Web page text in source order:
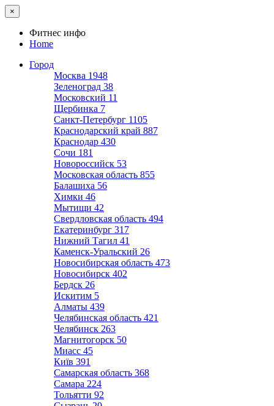
×
Фитнес инфо
Home
Город
Москва 1948
Зеленоград 38
Московский 11
Щербинка 7
Санкт-Петербург 1105
Краснодарский край 887
Краснодар 430
Сочи 181
Новороссийск 53
Московская область 855
Балашиха 56
Химки 46
Мытищи 42
Свердловская область 494
Екатеринбург 317
Нижний Тагил 41
Каменск-Уральский 26
Новосибирская область 473
Новосибирск 402
Бердск 26
Искитим 5
Алматы 439
Челябинская область 421
Челябинск 263
Магнитогорск 50
Миасс 45
Київ 391
Самарская область 368
Самара 224
Тольятти 92